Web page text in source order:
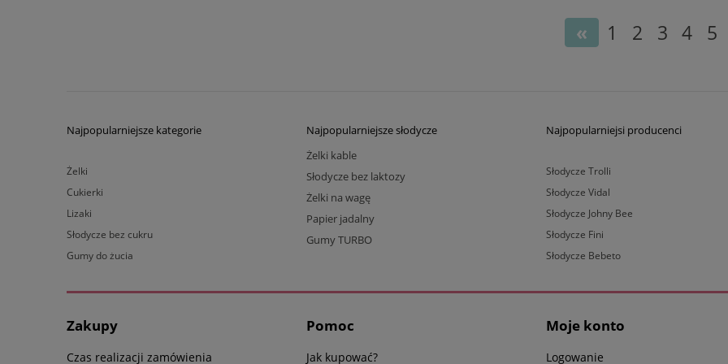
« 1 2 3 4 5
Najpopularniejsze kategorie
Żelki
Cukierki
Lizaki
Słodycze bez cukru
Gumy do żucia
Najpopularniejsze słodycze
Żelki kable
Słodycze bez laktozy
Żelki na wagę
Papier jadalny
Gumy TURBO
Najpopularniejsi producenci
Słodycze Trolli
Słodycze Vidal
Słodycze Johny Bee
Słodycze Fini
Słodycze Bebeto
Zakupy
Czas realizacji zamówienia
Pomoc
Jak kupować?
Moje konto
Logowanie